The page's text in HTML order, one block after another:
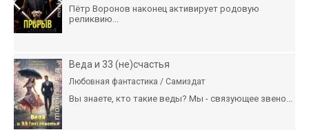
Пётр Воронов наконец активирует родовую
реликвию...
Веда и 33 (не)счастья
Любовная фантастика / Самиздат
Вы знаете, кто такие веды? Мы - связующее звено...